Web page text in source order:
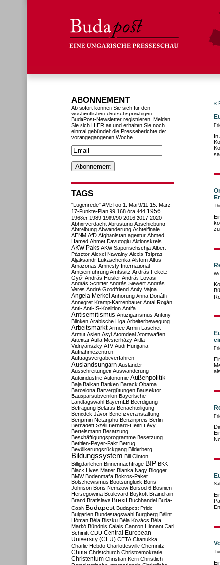
«
In
ABONNEMENT
Ab sofort können Sie sich für den
wöchentlichen deutschsprachigen
BudaPost-Newsletter registrieren. Melden
Sie sich HIER an und erhalten Sie noch
einmal gebündelt die Presseberichte der
vorangegangenen Woche.
TAGS
"Lügenrede" #MeToo 1. Mai 9/11 15. März
17-Punkte-Plan 99 168 óra 444 1956
1968er 1989 1989/90 2016 2017 2020
Abhörverdacht Abrüstung Abschiebung
Abtreibung Abwanderung Achtelfinale
AENM AfD Afghanistan agentur Ahmed
Hamed Ahmet Davutoglu Aktionskreis
AKW Paks AKW Saporischschja Albert
Pásztor Alexei Nawalny Alexis Tsipras
Aljaksandr Lukaschenka Alstom Altus
Amazonas Amnesty International
Amtseinführung Amtssitz András Fekete-
Győr András Heisler András Lovasi
András Schiffer András Siewert András
Veres André Goodfriend Andy Vajna
Angela Merkel Anhörung Anna Donáth
Annegret Kramp-Karrenbauer Antal Rogán
Anti- Anti-IS-Koalition Antifa
Antisemitismus Antiziganismus Antony
Blinken Arabische Liga Arbeiterbewegung
Arbeitsmarkt Armee Armin Laschet
Armut Asien Asyl Atomdeal Atomwaffen
Attentat Attila Mesterházy Attila
Vidnyánszky ATV Audi Hungaria
Aufnahmezentren
Auftragsvergabeverfahren
Auslandsungarn Ausländer
Ausschreitungen Auswanderung
Autoindustrie Autonomie Außenpolitik
Baja Balkan Banken Barack Obama
Barcelona Barvergütungen Bausektor
Bausparsubvention Bayerische
Landtagswahl BayernLB Beerdigung
Befragung Belarus Benachteiligung
Benedek Jávor Benefizveranstaltung
Benjamin Netanjahu Benzinpreis Berlin
Bernadett Széll Bernard-Henri Lévy
Bertelsmann Besatzung
Beschäftigungsprogramme Besetzung
Bethlen-Peyer-Pakt Betrug
Bevölkerungsrückgang Bilderberg
Bildungssystem Bill Clinton
Billigdarlehen Binnennachfrage BIP BKK
Black Lives Matter Blanka Nagy Blogger
BMW Bodenmafia Bokros-Paket
Bolschewismus Bootsunglück Boris
Johnson Boris Nemzow Borsod 6 Bosnien-
Herzegowina Boulevard Boykott Braindrain
Brand Bratislava Brexit Buchhandel Buda-
Cash Budapest Budapest Pride
Bulgarien Bundestagswahl Burgberg Bálint
Hóman Béla Biszku Béla Kovács Béla
Markó Bündnis Calais Cannon Hinnant Carl
Schmitt CDU Central European
University (CEU) CETA Chanukka
Charlie Hebdo Charlottesville Chemnitz
China Christchurch Christdemokratie
Christentum Christian Kern Christlich-